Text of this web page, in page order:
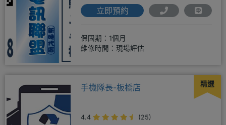
立即預約
保固期：1個月
維修時間：現場評估
精選
手機隊長-板橋店
4.4
(25)